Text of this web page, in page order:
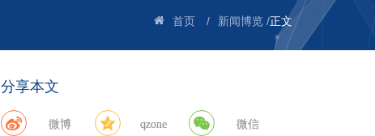
首页 / 新闻博览 /正文
分享本文
微博 qzone 微信